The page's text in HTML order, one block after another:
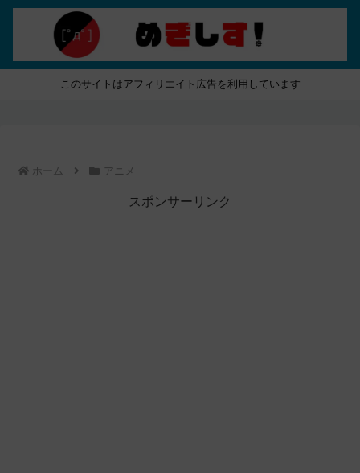
このサイトはアフィリエイト広告を利用しています
ホーム アニメ
スポンサーリンク